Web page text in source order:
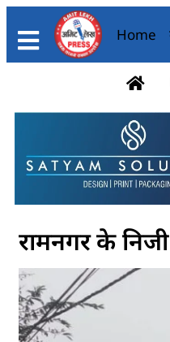
Home
रामनगर के